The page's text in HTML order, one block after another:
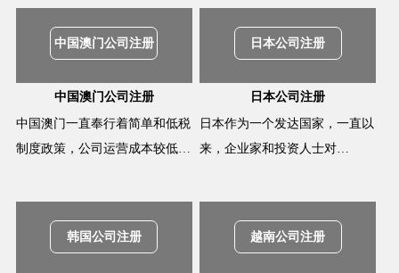
中国澳门公司注册
中国澳门公司注册
中国澳门一直奉行着简单和低税
制度政策，公司运营成本较低…
日本公司注册
日本公司注册
日本作为一个发达国家，一直以
来，企业家和投资人士对…
韩国公司注册 越南公司注册